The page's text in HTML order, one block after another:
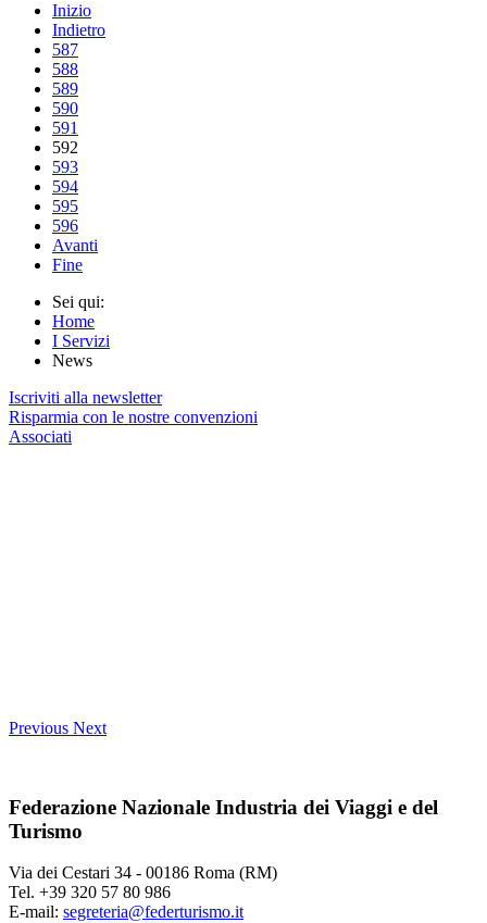
Inizio
Indietro
587
588
589
590
591
592
593
594
595
596
Avanti
Fine
Sei qui:
Home
I Servizi
News
Iscriviti alla newsletter
Risparmia con le nostre convenzioni
Associati
Previous Next
Federazione Nazionale Industria dei Viaggi e del
Turismo
Via dei Cestari 34 - 00186 Roma (RM)
Tel. +39 320 57 80 986
E-mail: segreteria@federturismo.it